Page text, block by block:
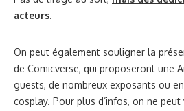
acteurs.
On peut également souligner la
de Comicverse, qui proposeront une
guests, de nombreux exposants ou
cosplay. Pour plus d’infos, on ne